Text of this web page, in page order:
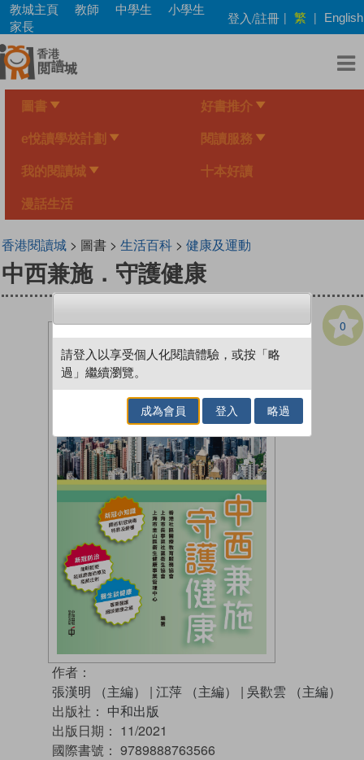
Skip
main
content
教城主頁 教師 中學生
小學生
家長
登入/註冊 | 繁 | English
圖書 好書推介
e悅讀學校計劃 閱讀服務
我的閱讀城 十本好讀
漫話生活
香港閱讀城> 圖書 > 生活百科> 健康及運動
中西兼施．守護健康
0
作者：
張漢明 （主編）
| 江萍 （主編） | 吳歡雲 （主編）
出版社： 中和出版
出版日期： 11/2021
國際書號： 9789888763566
請登入以享受個人化閱讀體驗，或按「略
過」繼續瀏覽。
成為會員 登入 略過